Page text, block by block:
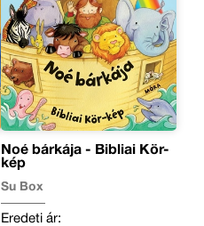
Noé bárkája - Bibliai Kör-
kép
Su Box
Eredeti ár: